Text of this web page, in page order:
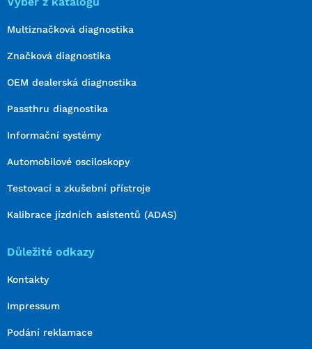
Multiznačková diagnostika
Značková diagnostika
OEM dealerská diagnostika
Passthru diagnostika
Informační systémy
Automobilové osciloskopy
Testovací a zkušební přístroje
Kalibrace jízdních asistentů (ADAS)
Důležité odkazy
Kontakty
Impressum
Podání reklamace